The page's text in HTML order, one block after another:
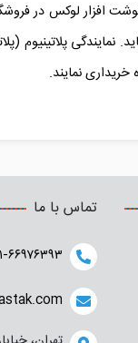
افزار لوکس در
پلاتینیوم
نمایند.
تماس با ما
۰۲۱-